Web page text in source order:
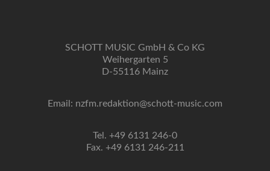
SCHOTT MUSIC GmbH & Co KG
Weihergarten 5
D-55116 Mainz
Email: nzfm.redaktion@schott-music.com
Tel. +49 6131 246-0
Fax. +49 6131 246-211